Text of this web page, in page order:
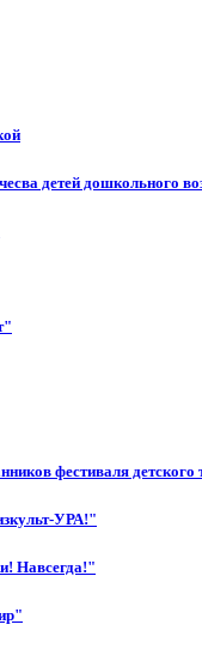
детей дошкольного
фестиваля детского
УРА!"
Навсегда!"